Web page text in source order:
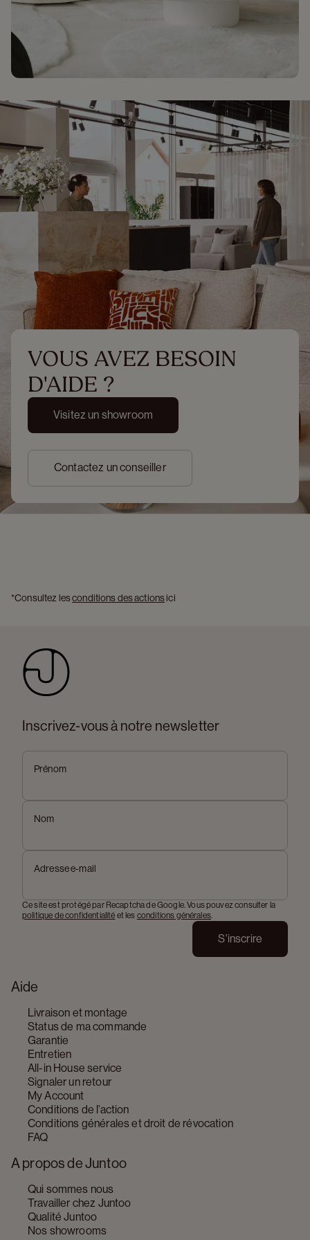
VOUS AVEZ BESOIN
D'AIDE ?
Visitez un showroom
Contactez un conseiller
*Consultez les conditions des actions ici
Aide
Livraison et montage
Status de ma commande
Garantie
Entretien
All-in House service
Signaler un retour
My Account
Conditions de l’action
Conditions générales et droit de révocation
FAQ
A propos de Juntoo
Qui sommes nous
Travailler chez Juntoo
Qualité Juntoo
Nos showrooms
Inscrivez-vous à notre newsletter
Prénom
Nom
Adresse e-mail
Ce site est protégé par Recaptcha de Google. Vous pouvez consulter la
politique de confidentialité et les conditions générales.
S'inscrire